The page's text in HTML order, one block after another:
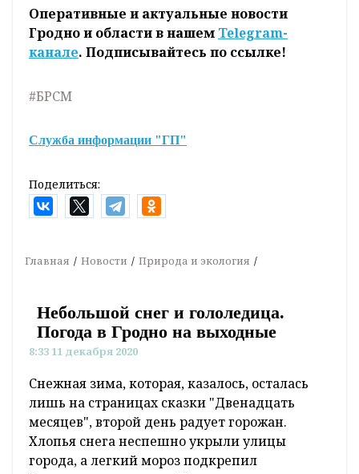
Оперативные и актуальные новости
Гродно и области в нашем Telegram-
канале. Подписывайтесь по ссылке!
#БРСМ
Служба информации "ГП"
Поделиться:
Главная Новости Природа и экология
Небольшой снег и гололедица.
Погода в Гродно на выходные
8:33 11 декабря 2020